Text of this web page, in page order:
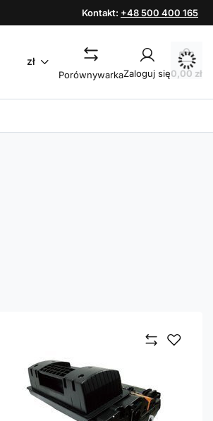
Kontakt: +48 500 400 165
zł
PorównywarkaZaloguj się0,00 zł